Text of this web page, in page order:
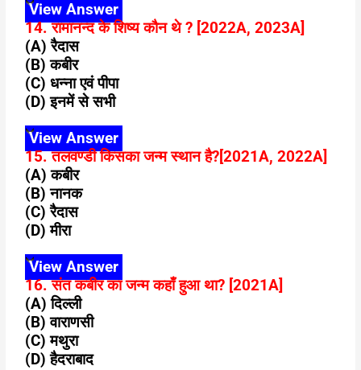
View Answer
14. रामानन्द के शिष्य कौन थे ? [2022A, 2023A]
(A) रैदास
(B) कबीर
(C) धन्ना एवं पीपा
(D) इनमें से सभी
View Answer
15. तलवण्डी किसका जन्म स्थान है?[2021A, 2022A]
(A) कबीर
(B) नानक
(C) रैदास
(D) मीरा
View Answer
16. संत कबीर का जन्म कहाँ हुआ था? [2021A]
(A) दिल्ली
(B) वाराणसी
(C) मथुरा
(D) हैदराबाद